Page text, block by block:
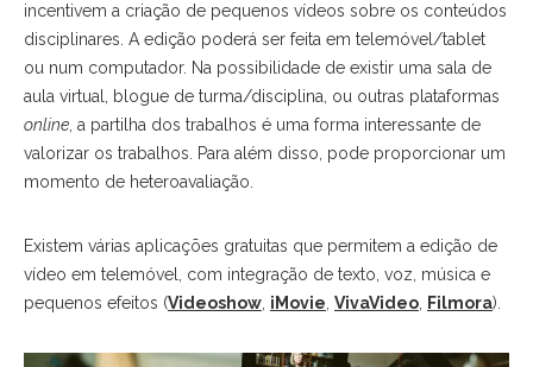
incentivem a criação de pequenos vídeos sobre os conteúdos
disciplinares. A edição poderá ser feita em telemóvel/tablet
ou num computador. Na possibilidade de existir uma sala de
aula virtual, blogue de turma/disciplina, ou outras plataformas
online , a partilha dos trabalhos é uma forma interessante de
valorizar os trabalhos. Para além disso, pode proporcionar um
momento de heteroavaliação.
Existem várias aplicações gratuitas que permitem a edição de
vídeo em telemóvel, com integração de texto, voz, música e
pequenos efeitos (Videoshow iMovie VivaVideo Filmora).